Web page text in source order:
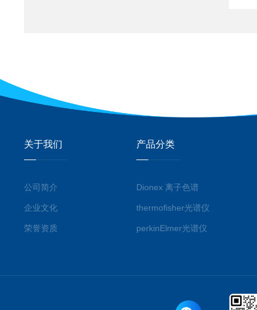
关于我们
公司简介
企业文化
荣誉资质
产品分类
Dionex 离子色谱
thermofisher光谱仪
perkinElmer光谱仪